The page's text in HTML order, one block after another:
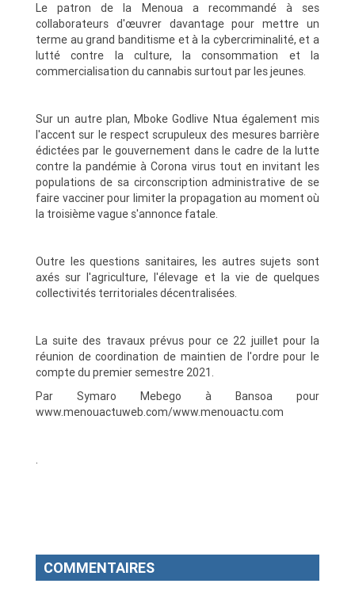
Le patron de la Menoua a recommandé à ses
collaborateurs d'œuvrer davantage pour mettre un
terme au grand banditisme et à la cybercriminalité, et a
lutté contre la culture, la consommation et la
commercialisation du cannabis surtout par les jeunes.
Sur un autre plan, Mboke Godlive Ntua également mis
l'accent sur le respect scrupuleux des mesures barrière
édictées par le gouvernement dans le cadre de la lutte
contre la pandémie à Corona virus tout en invitant les
populations de sa circonscription administrative de se
faire vacciner pour limiter la propagation au moment où
la troisième vague s'annonce fatale.
Outre les questions sanitaires, les autres sujets sont
axés sur l'agriculture, l'élevage et la vie de quelques
collectivités territoriales décentralisées.
La suite des travaux prévus pour ce 22 juillet pour la
réunion de coordination de maintien de l'ordre pour le
compte du premier semestre 2021.
Par Symaro Mebego à Bansoa pour
www.menouactuweb.com/www.menouactu.com
.
COMMENTAIRES